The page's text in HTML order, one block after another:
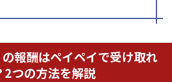
報酬はペイペイで受け取れ
2つの方法を解説